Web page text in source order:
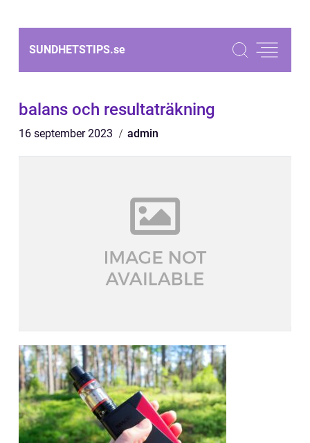
SUNDHETSTIPS.se
balans och resultaträkning
16 september 2023 admin